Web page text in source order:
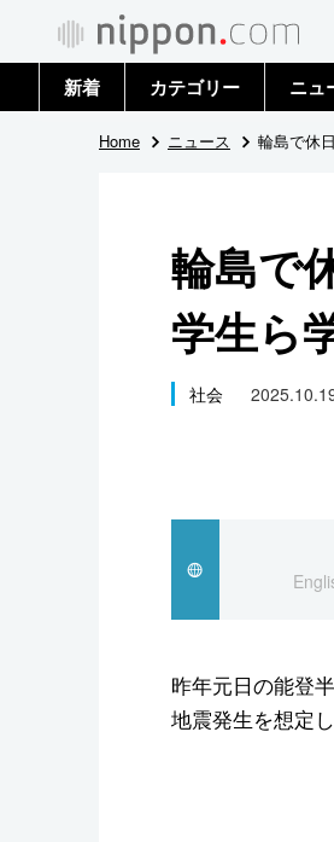
新着 カテゴリー
政治・外交
国際
社会
文化
スポーツ・東京2020
ニュ
トッ
Home ニュース 輪島で休
輪島で
学生ら
社会
昨年元日の能登
地震発生を想定